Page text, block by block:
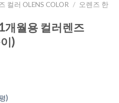
컬러 OLENS COLOR / 오렌즈 한
월용 컬러렌즈
)
)